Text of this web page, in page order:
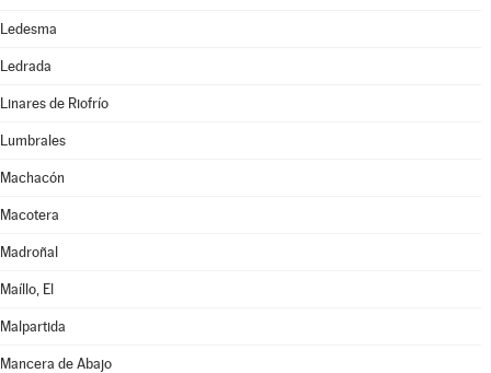
Ledesma
Ledrada
Linares de Riofrío
Lumbrales
Machacón
Macotera
Madroñal
Maíllo, El
Malpartida
Mancera de Abajo